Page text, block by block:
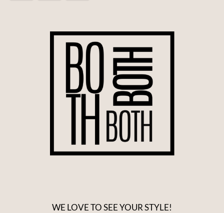
WE LOVE TO SEE YOUR STYLE!